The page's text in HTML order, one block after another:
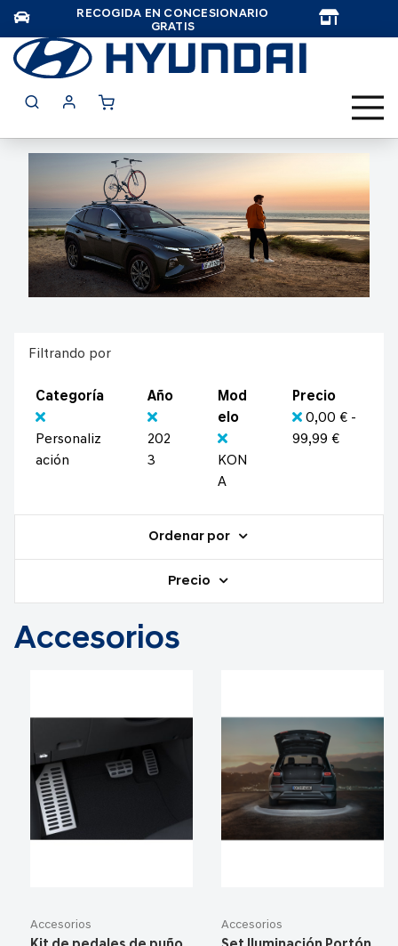
RECOGIDA EN CONCESIONARIO
GRATIS
Filtrando por
Categoría
Personaliz
ación
Año
202
3
Mod
elo
KON
A
Precio
0,00 € -
99,99 €
Ordenar por
Precio
Accesorios
Accesorios Accesorios